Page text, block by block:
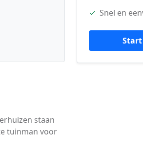
staan
tuinman voor
✓ Snel en